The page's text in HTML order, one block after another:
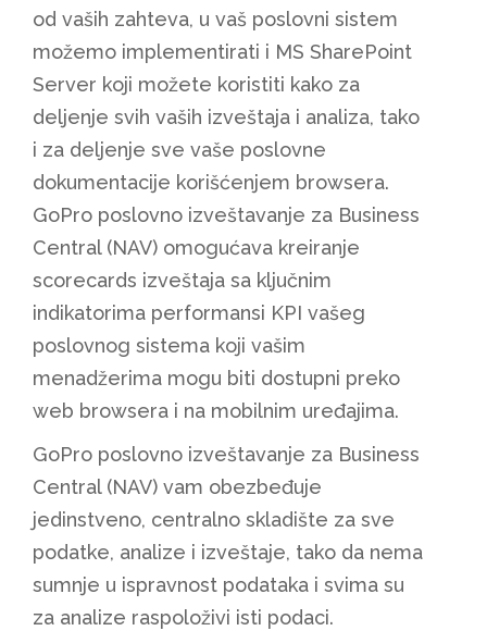
od vaših zahteva, u vaš poslovni sistem
možemo implementirati i MS SharePoint
Server koji možete koristiti kako za
deljenje svih vaših izveštaja i analiza, tako
i za deljenje sve vaše poslovne
dokumentacije korišćenjem browsera.
GoPro poslovno izveštavanje za Business
Central (NAV) omogućava kreiranje
scorecards izveštaja sa ključnim
indikatorima performansi KPI vašeg
poslovnog sistema koji vašim
menadžerima mogu biti dostupni preko
web browsera i na mobilnim uređajima.
GoPro poslovno izveštavanje za Business
Central (NAV) vam obezbeđuje
jedinstveno, centralno skladište za sve
podatke, analize i izveštaje, tako da nema
sumnje u ispravnost podataka i svima su
za analize raspoloživi isti podaci.